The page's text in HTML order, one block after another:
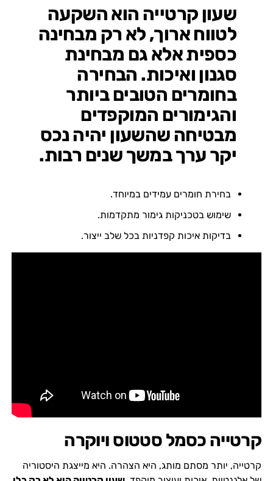
שעון קרטייה הוא השקעה
לטווח ארוך, לא רק מבחינה
כספית אלא גם מבחינת
סגנון ואיכות. הבחירה
בחומרים הטובים ביותר
והגימורים המוקפדים
מבטיחה שהשעון יהיה נכס
יקר ערך במשך שנים רבות.
בחירת חומרים עמידים במיוחד.
שימוש בטכניקות גימור מתקדמות.
בדיקות איכות קפדניות בכל שלב ייצור.
קרטייה כסמל סטטוס ויוקרה
קרטייה, יותר מסתם מותג, היא הצהרה. היא מייצגת היסטוריה